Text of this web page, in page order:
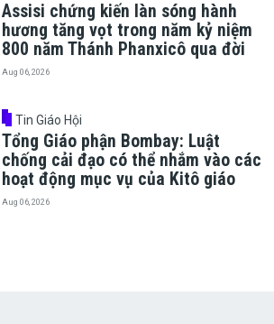
Assisi chứng kiến làn sóng hành
hương tăng vọt trong năm kỷ niệm
800 năm Thánh Phanxicô qua đời
Aug 06, 2026
Tin Giáo Hội
Tổng Giáo phận Bombay: Luật
chống cải đạo có thể nhắm vào các
hoạt động mục vụ của Kitô giáo
Aug 06, 2026